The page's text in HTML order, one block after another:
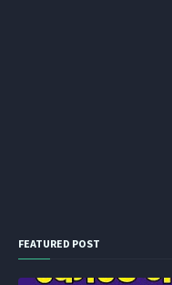
FEATURED POST